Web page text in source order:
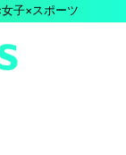
子×スポーツ